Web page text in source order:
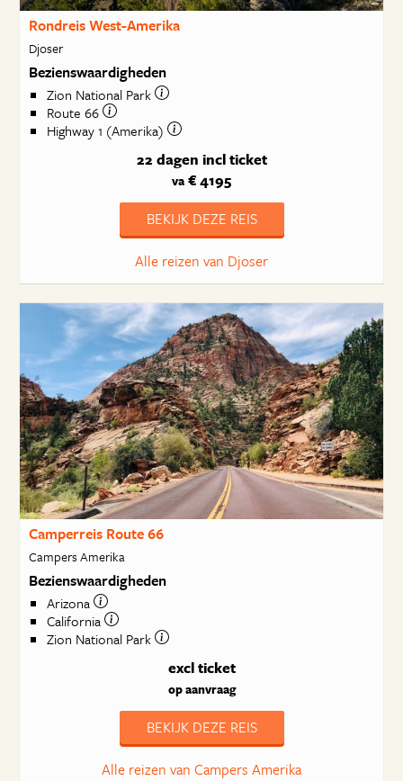
Rondreis West-Amerika
Djoser
Bezienswaardigheden
Zion National Park
Route 66
Highway 1 (Amerika)
22 dagen incl ticket
va € 4195
BEKIJK DEZE REIS
Alle reizen van Djoser
Camperreis Route 66
Campers Amerika
Bezienswaardigheden
Arizona
California
Zion National Park
excl ticket
op aanvraag
BEKIJK DEZE REIS
Alle reizen van Campers Amerika